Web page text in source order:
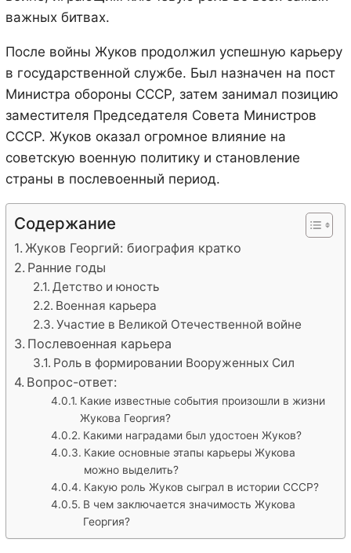
важных битвах.
После войны Жуков продолжил успешную карьеру
в государственной службе. Был назначен на пост
Министра обороны СССР, затем занимал позицию
заместителя Председателя Совета Министров
СССР. Жуков оказал огромное влияние на
советскую военную политику и становление
страны в послевоенный период.
Содержание
Жуков Георгий: биография кратко
Ранние годы
Детство и юность
Военная карьера
Участие в Великой Отечественной войне
Послевоенная карьера
Роль в формировании Вооруженных Сил
Вопрос-ответ:
Какие известные события произошли в жизни
Жукова Георгия?
Какими наградами был удостоен Жуков?
Какие основные этапы карьеры Жукова
можно выделить?
Какую роль Жуков сыграл в истории СССР?
В чем заключается значимость Жукова
Георгия?